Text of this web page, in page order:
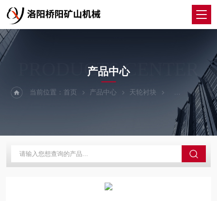
PRODUCTS CENTER
产品中心
当前位置：首页 产品中心 天轮衬块 尼龙天轮衬块